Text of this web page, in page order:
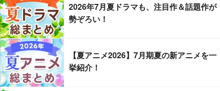
2026年7月夏ドラマも、注目作＆話題作が
勢ぞろい！
【夏アニメ2026】7月期夏の新アニメを一
挙紹介！